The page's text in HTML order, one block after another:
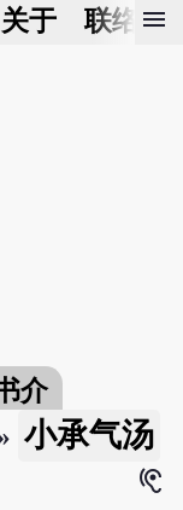
关于 联络我
menu
介
小承气汤
hearing